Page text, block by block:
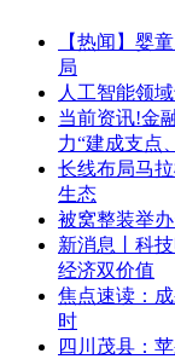
【热闻】婴
局
人工智能领
当前资讯!金
力“建成支点
长线布局马
生态
被窝整装举
新消息丨科
经济双价值
焦点速读：
时
四川茂县：